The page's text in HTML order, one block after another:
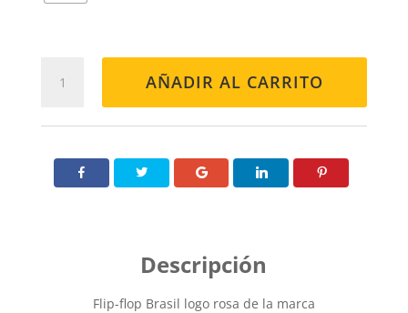
BRASIL
ROSA
AÑADIR AL CARRITO
Flip-flop Brasil logo rosa de la marca